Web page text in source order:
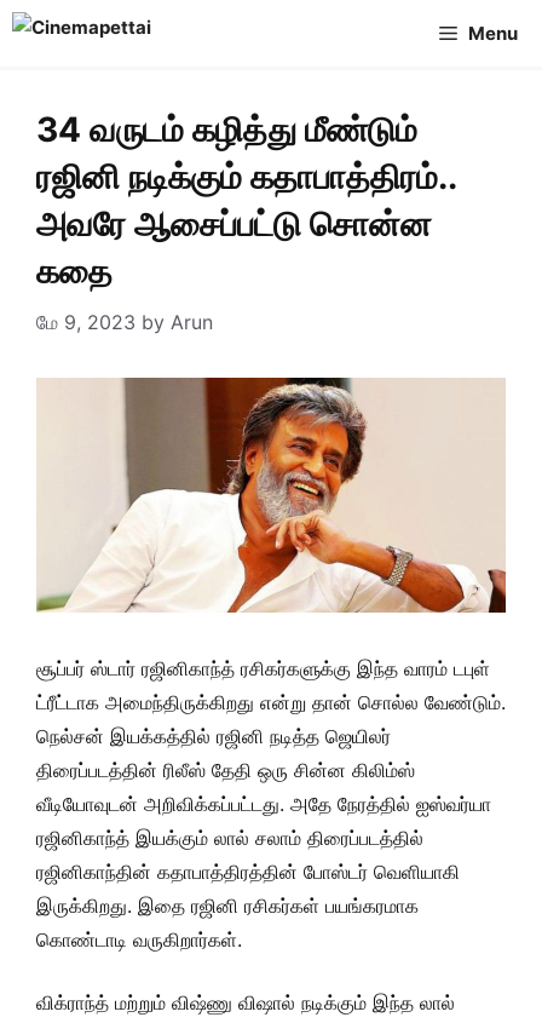
Skip
Menu
34 வருடம் கழித்து மீண்டும்
ரஜினி நடிக்கும் கதாபாத்திரம்..
அவரே ஆசைப்பட்டு சொன்ன
கதை
மே 9, 2023 by Arun
சூப்பர் ஸ்டார் ரஜினிகாந்த் ரசிகர்களுக்கு இந்த வாரம் டபுள்
ட்ரீட்டாக அமைந்திருக்கிறது என்று தான் சொல்ல வேண்டும்.
நெல்சன் இயக்கத்தில் ரஜினி நடித்த ஜெயிலர்
திரைப்படத்தின் ரிலீஸ் தேதி ஒரு சின்ன கிலிம்ஸ்
வீடியோவுடன் அறிவிக்கப்பட்டது. அதே நேரத்தில் ஐஸ்வர்யா
ரஜினிகாந்த் இயக்கும் லால் சலாம் திரைப்படத்தில்
ரஜினிகாந்தின் கதாபாத்திரத்தின் போஸ்டர் வெளியாகி
இருக்கிறது. இதை ரஜினி ரசிகர்கள் பயங்கரமாக
கொண்டாடி வருகிறார்கள்.
விக்ராந்த் மற்றும் விஷ்ணு விஷால் நடிக்கும் இந்த லால்